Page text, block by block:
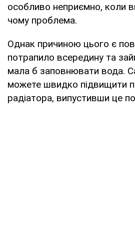
особливо неприємно, коли
чому проблема.
Однак причиною цього є
потрапило всередину та
мала б заповнювати вода.
можете швидко підвищити
радіатора, випустивши це